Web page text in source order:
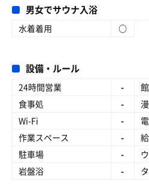
男女でサウナ入浴
水着着用 ○
設備・ルール
24時間営業 -
食事処
-
Wi-Fi
-
作業スペース
-
駐車場
-
岩盤浴
-